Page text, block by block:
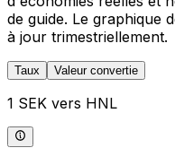
de guide. Le graphique
à jour trimestriellement.
Taux Valeur convertie
1 SEK vers HNL